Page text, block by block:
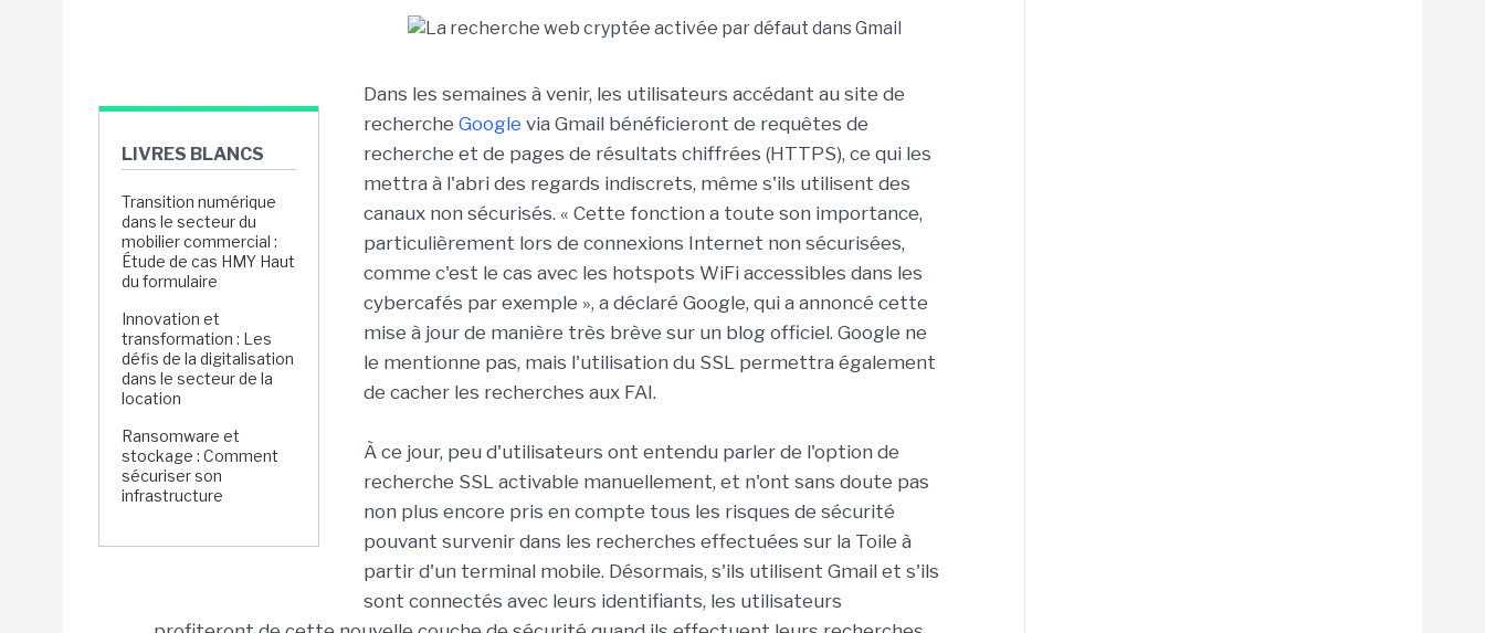
LIVRES BLANCS
Transition numérique
dans le secteur du
mobilier commercial :
Étude de cas HMY Haut
du formulaire
Innovation et
transformation : Les
défis de la digitalisation
dans le secteur de la
location
Ransomware et
stockage : Comment
sécuriser son
infrastructure
Dans les semaines à venir, les utilisateurs accédant au site de
recherche Google via Gmail bénéficieront de requêtes de
recherche et de pages de résultats chiffrées (HTTPS), ce qui les
mettra à l'abri des regards indiscrets, même s'ils utilisent des
canaux non sécurisés. « Cette fonction a toute son importance,
particulièrement lors de connexions Internet non sécurisées,
comme c'est le cas avec les hotspots WiFi accessibles dans les
cybercafés par exemple », a déclaré Google, qui a annoncé cette
mise à jour de manière très brève sur un blog officiel. Google ne
le mentionne pas, mais l'utilisation du SSL permettra également
de cacher les recherches aux FAI.
À ce jour, peu d'utilisateurs ont entendu parler de l'option de
recherche SSL activable manuellement, et n'ont sans doute pas
non plus encore pris en compte tous les risques de sécurité
pouvant survenir dans les recherches effectuées sur la Toile à
partir d'un terminal mobile. Désormais, s'ils utilisent Gmail et s'ils
sont connectés avec leurs identifiants, les utilisateurs